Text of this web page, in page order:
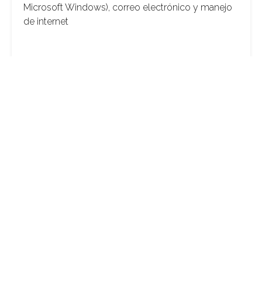
Microsoft Windows), correo electrónico y manejo
de internet